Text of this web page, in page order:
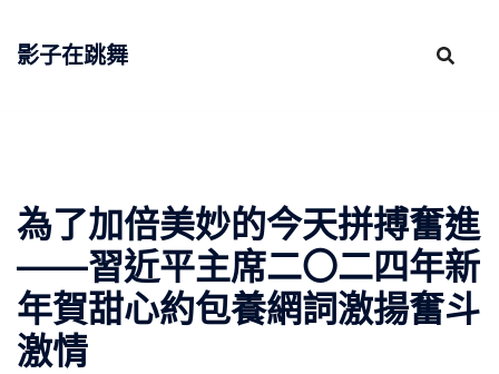
影子在跳舞
為了加倍美妙的今天拼搏奮進
——習近平主席二〇二四年新
年賀甜心約包養網詞激揚奮斗
激情